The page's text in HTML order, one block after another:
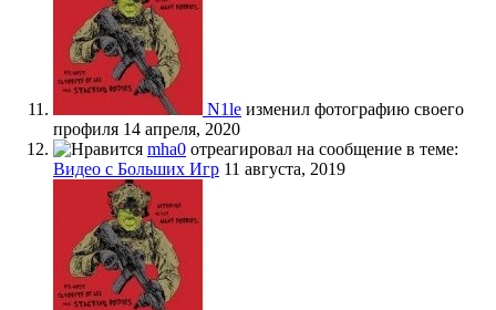
N1le изменил фотографию своего
профиля 14 апреля, 2020
mha0 отреагировал на сообщение в теме:
Видео с Больших Игр 11 августа, 2019